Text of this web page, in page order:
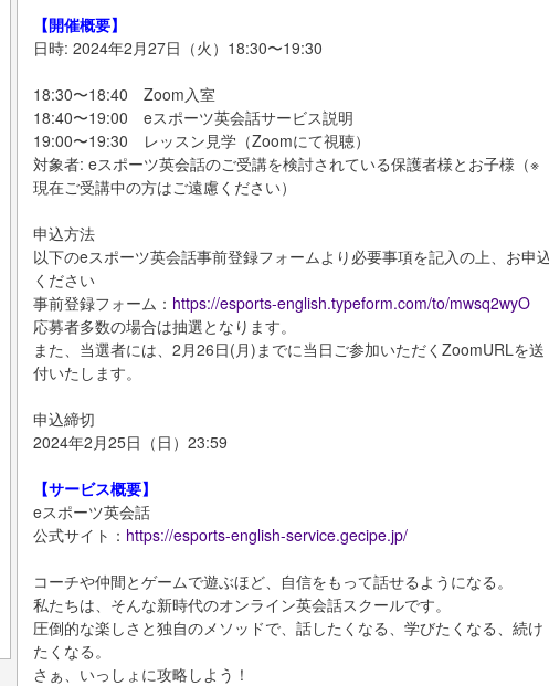
【開催概要】
日時: 2024年2月27日（火）18:30〜19:30
18:30〜18:40 Zoom入室
18:40〜19:00 eスポーツ英会話サービス説明
19:00〜19:30 レッスン見学（Zoomにて視聴）
対象者: eスポーツ英会話のご受講を検討されている保護者様とお子様（※
現在ご受講中の方はご遠慮ください）
申込方法
以下のeスポーツ英会話事前登録フォームより必要事項を記入の上、お申
ください
事前登録フォーム： https://esports-english.typeform.com/to/mwsq2wyO
応募者多数の場合は抽選となります。
また、当選者には、2月26日(月)までに当日ご参加いただくZoomURLを送
付いたします。
申込締切
2024年2月25日（日）23:59
【サービス概要】
eスポーツ英会話
公式サイト： https://esports-english-service.gecipe.jp/
コーチや仲間とゲームで遊ぶほど、自信をもって話せるようになる。
私たちは、そんな新時代のオンライン英会話スクールです。
圧倒的な楽しさと独自のメソッドで、話したくなる、学びたくなる、続け
たくなる。
さぁ、いっしょに攻略しよう！